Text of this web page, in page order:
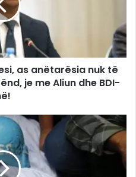
as anëtarësia nuk të
je me Aliun dhe BDI-